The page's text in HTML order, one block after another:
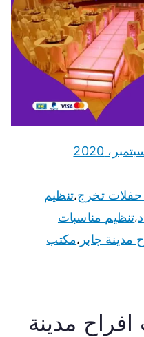
حفلات تخرج،تنظيم
،تنظيم مناسبات
مدينة جابر ،مكتب
مدينة